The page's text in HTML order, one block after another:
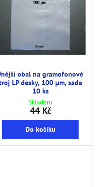
obal na gramofonové
LP desky, 100 µm, sada
10 ks
Skladem
44 Kč
Do košíku